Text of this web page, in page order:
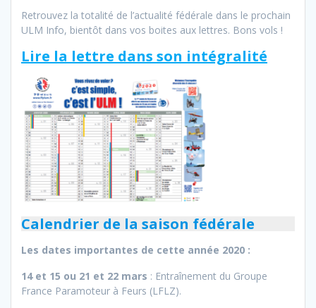
Retrouvez la totalité de l’actualité fédérale dans le prochain
ULM Info, bientôt dans vos boites aux lettres. Bons vols !
Lire la lettre dans son intégralité
Calendrier de la saison fédérale
Les dates importantes de cette année 2020 :
14 et 15 ou 21 et 22 mars : Entraînement du Groupe
France Paramoteur à Feurs (LFLZ).